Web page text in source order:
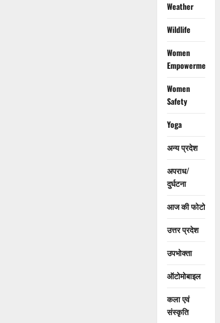
Weather
Wildlife
Women
Empowerment
Women
Safety
Yoga
अन्य प्रदेश
अपराध/
दुर्घटना
आज की फोटो
उत्तर प्रदेश
उपभोक्ता
ऑटोमोबाइल
कला एवं
संस्कृति